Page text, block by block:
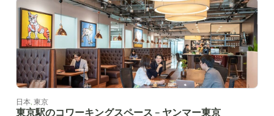
日本,東京
東京駅のコワーキングスペース – ヤンマー東京